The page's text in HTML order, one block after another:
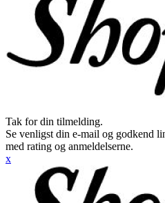
Tak for din tilmelding.
Se venligst din e-mail og godkend
med rating og anmeldelserne.
x